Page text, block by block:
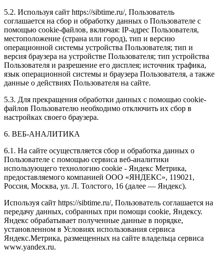
5.2. Используя сайт https://sibtime.ru/, Пользователь
соглашается на сбор и обработку данных о Пользователе с
помощью cookie-файлов, включая: IP-адрес Пользователя,
местоположение (страна или город), тип и версию
операционной системы устройства Пользователя; тип и
версия браузера на устройстве Пользователя; тип устройства
Пользователя и разрешение его дисплея; источник трафика,
язык операционной системы и браузера Пользователя, а также
данные о действиях Пользователя на сайте.
5.3. Для прекращения обработки данных с помощью cookie-
файлов Пользователю необходимо отключить их сбор в
настройках своего браузера.
6. ВЕБ-АНАЛИТИКА
6.1. На сайте осуществляется сбор и обработка данных о
Пользователе с помощью сервиса веб-аналитики
использующего технологию cookie - Яндекс Метрика,
предоставляемого компанией ООО «ЯНДЕКС», 119021,
Россия, Москва, ул. Л. Толстого, 16 (далее — Яндекс).
Используя сайт https://sibtime.ru/, Пользователь соглашается на
передачу данных, собранных при помощи cookie, Яндексу.
Яндекс обрабатывает полученные данные в порядке,
установленном в Условиях использования сервиса
Яндекс.Метрика, размещенных на сайте владельца сервиса
www.yandex.ru.